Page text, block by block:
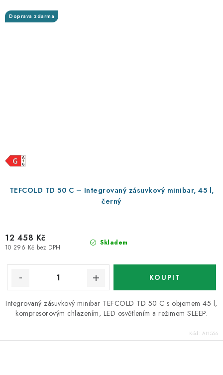
TEFCOLD TD 50 C – Integrovaný zásuvkový minibar, 45 l,
černý
Doprava zdarma
Skladem
10 296 Kč bez DPH
12 458 Kč
Integrovaný zásuvkový minibar TEFCOLD TD 50 C s objemem 45 l,
kompresorovým chlazením, LED osvětlením a režimem SLEEP.
Kód: AH556